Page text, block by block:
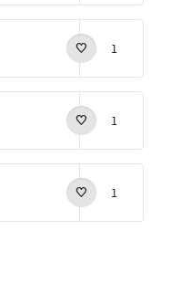
1
1
1